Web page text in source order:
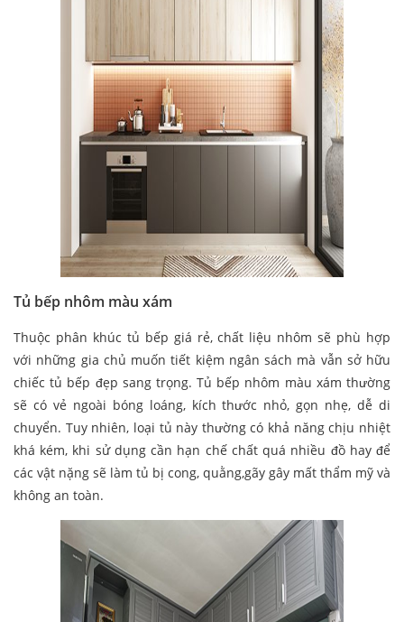
Tủ bếp nhôm màu xám
Thuộc phân khúc tủ bếp giá rẻ, chất liệu nhôm sẽ phù hợp
với những gia chủ muốn tiết kiệm ngân sách mà vẫn sở hữu
chiếc tủ bếp đẹp sang trọng. Tủ bếp nhôm màu xám thường
sẽ có vẻ ngoài bóng loáng, kích thước nhỏ, gọn nhẹ, dễ di
chuyển. Tuy nhiên, loại tủ này thường có khả năng chịu nhiệt
khá kém, khi sử dụng cần hạn chế chất quá nhiều đồ hay để
các vật nặng sẽ làm tủ bị cong, quằng,gãy gây mất thẩm mỹ và
không an toàn.